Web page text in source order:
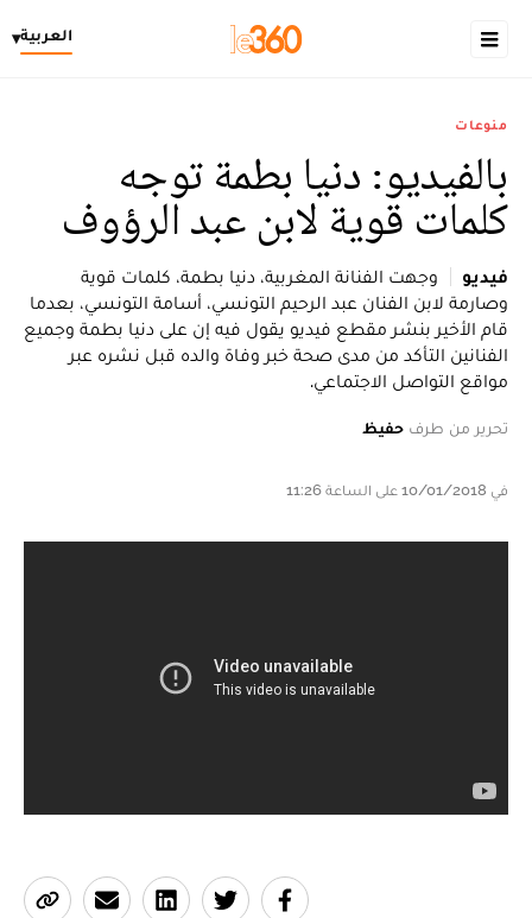
العربية▾
منوعات
بالفيديو: دنيا بطمة توجه
كلمات قوية لابن عبد الرؤوف
فيديو
وجهت الفنانة المغربية، دنيا بطمة، كلمات قوية
وصارمة لابن الفنان عبد الرحيم التونسي، أسامة التونسي، بعدما
قام الأخير بنشر مقطع فيديو يقول فيه إن على دنيا بطمة وجميع
الفنانين التأكد من مدى صحة خبر وفاة والده قبل نشره عبر
مواقع التواصل الاجتماعي.
تحرير من طرف حفيظ
في 10/01/2018 على الساعة 11:26